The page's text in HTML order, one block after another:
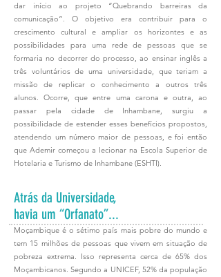
dar início ao projeto “Quebrando barreiras da
comunicação”. O objetivo era contribuir para o
crescimento cultural e ampliar os horizontes e as
possibilidades para uma rede de pessoas que se
formaria no decorrer do processo, ao ensinar inglês a
três voluntários de uma universidade, que teriam a
missão de replicar o conhecimento a outros três
alunos. Ocorre, que entre uma carona e outra, ao
passar pela cidade de Inhambane, surgiu a
possibilidade de estender esses benefícios propostos,
atendendo um número maior de pessoas, e foi então
que Ademir começou a lecionar na Escola Superior de
Hotelaria e Turismo de Inhambane (ESHTI).
Atrás da Universidade,
havia um “Orfanato”...
Moçambique é o sétimo país mais pobre do mundo e
tem 15 milhões de pessoas que vivem em situação de
pobreza extrema. Isso representa cerca de 65% dos
Moçambicanos. Segundo a UNICEF, 52% da população